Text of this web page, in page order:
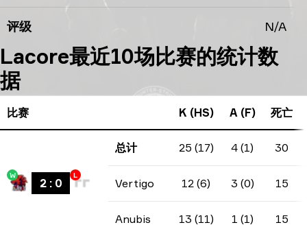
评级 N/A
Lacore最近10场比赛的统计数
据
比赛 K (HS) A (F) 死亡
W
2: 0
L
总计 25 (17) 4 (1) 30
Vertigo 12 (6) 3 (0) 15
Anubis 13 (11) 1 (1) 15